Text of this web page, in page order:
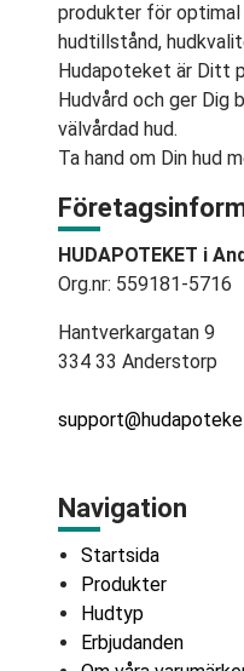
produkter för
hudtillstånd,
Hudapoteket är Ditt
Hudvård och ger Dig
välvårdad hud.
Ta hand om Din hud
HUDAPOTEKET i
Org.nr: 559181-5716
Hantverkargatan 9
334 33 Anderstorp
Navigation
Startsida
Produkter
Hudtyp
Erbjudanden